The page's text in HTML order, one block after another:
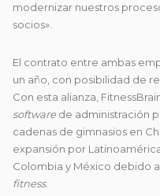
modernizar nuestros
socios».
El contrato entre ambas
un año, con posibilidad de
Con esta alianza,
softwarede administración
cadenas de gimnasios en
expansión por
Colombia y México debido
fitness.